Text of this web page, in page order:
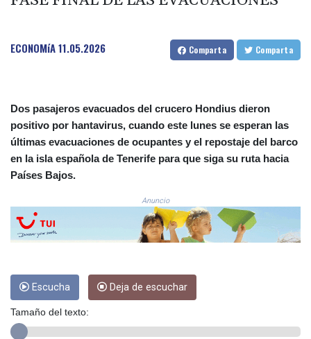
CUC 1.156136
CUP 30.637594
DJF 205.267449
DKK 7.477932
DZD 152.967099
EGP 57.293288
ETB 186.049588
FJD 2.553384
FKP 0.8566
GBP 0.858527
GHS 13.526832
GIP 0.8566
ECONOMíA11.05.2026 Comparta Comparta
Dos pasajeros evacuados del crucero Hondius dieron
positivo por hantavirus, cuando este lunes se esperan las
últimas evacuaciones de ocupantes y el repostaje del barco
en la isla española de Tenerife para que siga su ruta hacia
Países Bajos.
Anuncio
Escucha Deja de escuchar
Tamaño del texto: